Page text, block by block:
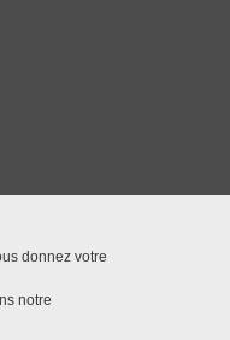
donnez votre
notre